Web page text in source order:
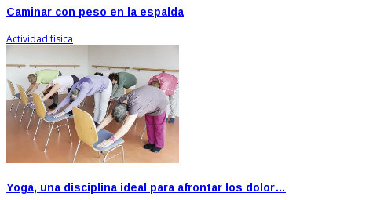
Caminar con peso en la espalda
Actividad física
Yoga, una disciplina ideal para afrontar los dolor…